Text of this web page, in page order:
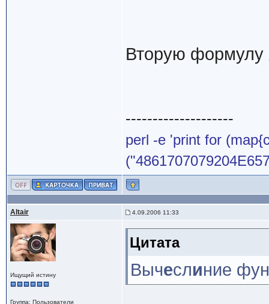
Вторую формулу
--------------------
perl -e 'print for
Altair 4.09.2006 11:33
Ищущий истину
Группа: Пользователи
Цитата
Вычеслиние